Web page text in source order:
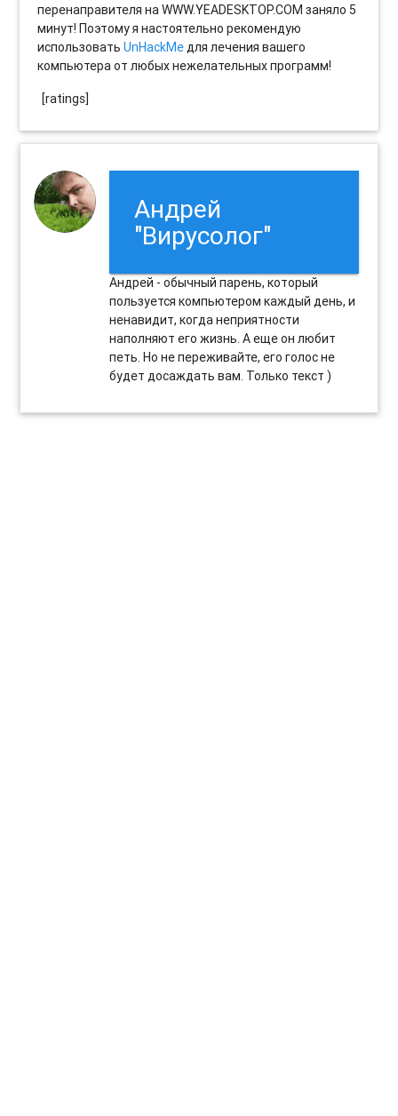
перенаправителя на WWW.YEADESKTOP.COM заняло 5
минут! Поэтому я настоятельно рекомендую
использоватьUnHackMeдля лечения вашего
компьютера от любых нежелательных программ!
[ratings]
Андрей
"Вирусолог"
Андрей - обычный парень, который
пользуется компьютером каждый день, и
ненавидит, когда неприятности
наполняют его жизнь. А еще он любит
петь. Но не переживайте, его голос не
будет досаждать вам. Только текст )